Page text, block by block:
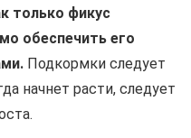
только фикус
обеспечить его
Подкормки следует
начнет расти, следует